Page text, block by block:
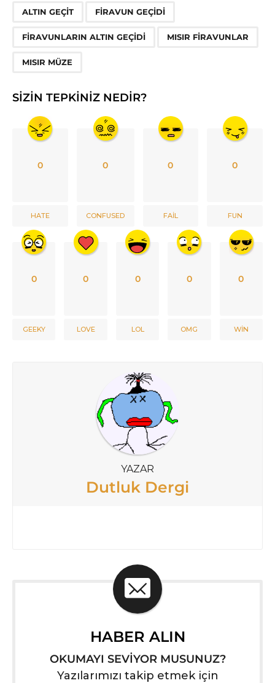
ALTIN GEÇIT FIRAVUN GEÇIDI
FIRAVUNLARIN ALTIN GEÇIDI MISIR FIRAVUNLAR
MISIR MÜZE
SIZIN TEPKINIZ NEDIR?
0
HATE
0
CONFUSED
0
FAIL
0
FUN
0
GEEKY
0
LOVE
0
LOL
0
OMG
0
WIN
YAZAR
Dutluk Dergi
HABER ALIN
OKUMAYI SEVİYOR MUSUNUZ?
Yazılarımızı takip etmek için